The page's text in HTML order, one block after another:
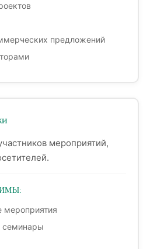
предложений
мероприятий,
мероприятия
семинары